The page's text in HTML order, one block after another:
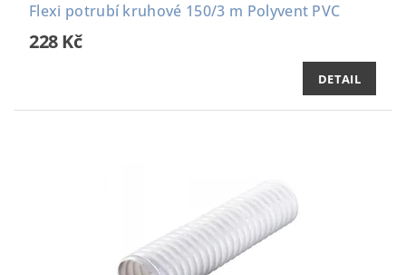
Flexi potrubí kruhové 150/3 m Polyvent PVC
228 Kč
DETAIL